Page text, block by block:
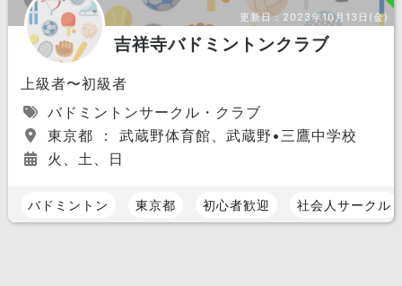
更新日： 2023年10月13日(金)
吉祥寺バドミントンクラブ
上級者〜初級者
バドミントンサークル・クラブ
東京都 ： 武蔵野体育館、武蔵野•三鷹中学校
火、土、日
バドミントン 東京都 初心者歓迎 社会人サークル